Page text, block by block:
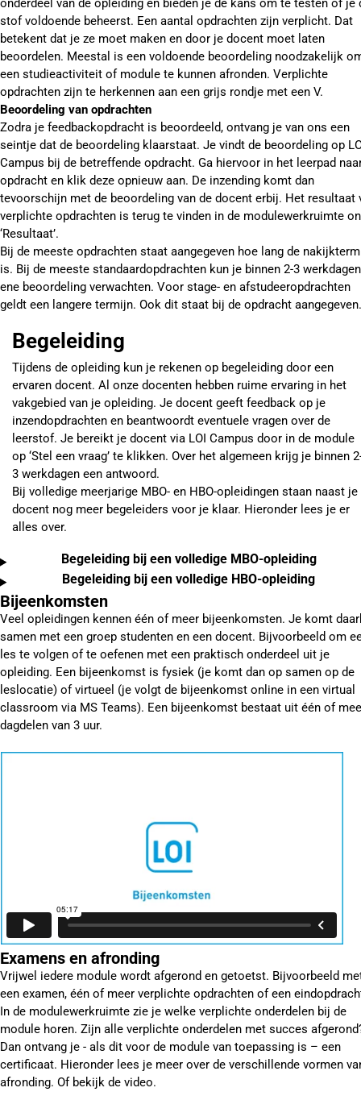
onderdeel van de opleiding en bieden je de kans om te testen of je
stof voldoende beheerst. Een aantal opdrachten zijn verplicht. Dat
betekent dat je ze moet maken en door je docent moet laten
beoordelen. Meestal is een voldoende beoordeling noodzakelijk
een studieactiviteit of module te kunnen afronden. Verplichte
opdrachten zijn te herkennen aan een grijs rondje met een V.
Beoordeling van opdrachten
Zodra je feedbackopdracht is beoordeeld, ontvang je van ons een
seintje dat de beoordeling klaarstaat. Je vindt de beoordeling op
Campus bij de betreffende opdracht. Ga hiervoor in het leerpad
opdracht en klik deze opnieuw aan. De inzending komt dan
tevoorschijn met de beoordeling van de docent erbij. Het resultaat
verplichte opdrachten is terug te vinden in de modulewerkruimte
‘Resultaat’.
Bij de meeste opdrachten staat aangegeven hoe lang de
is. Bij de meeste standaardopdrachten kun je binnen 2-3 werkdagen
ene beoordeling verwachten. Voor stage- en afstudeeropdrachten
geldt een langere termijn. Ook dit staat bij de opdracht aangegeven.
Begeleiding
Tijdens de opleiding kun je rekenen op begeleiding door een
ervaren docent. Al onze docenten hebben ruime ervaring in het
vakgebied van je opleiding. Je docent geeft feedback op je
inzendopdrachten en beantwoordt eventuele vragen over de
leerstof. Je bereikt je docent via LOI Campus door in de module
op ‘Stel een vraag’ te klikken. Over het algemeen krijg je binnen
3 werkdagen een antwoord.
Bij volledige meerjarige MBO- en HBO-opleidingen staan naast je
docent nog meer begeleiders voor je klaar. Hieronder lees je er
alles over.
Begeleiding bij een volledige MBO-opleiding
Begeleiding bij een volledige HBO-opleiding
Bijeenkomsten
Veel opleidingen kennen één of meer bijeenkomsten. Je komt
samen met een groep studenten en een docent. Bijvoorbeeld om
les te volgen of te oefenen met een praktisch onderdeel uit je
opleiding. Een bijeenkomst is fysiek (je komt dan op samen op de
leslocatie) of virtueel (je volgt de bijeenkomst online in een virtual
classroom via MS Teams). Een bijeenkomst bestaat uit één of
dagdelen van 3 uur.
Examens en afronding
Vrijwel iedere module wordt afgerond en getoetst. Bijvoorbeeld
een examen, één of meer verplichte opdrachten of een
In de modulewerkruimte zie je welke verplichte onderdelen bij de
module horen. Zijn alle verplichte onderdelen met succes
Dan ontvang je - als dit voor de module van toepassing is – een
certificaat. Hieronder lees je meer over de verschillende vormen
afronding. Of bekijk de video.